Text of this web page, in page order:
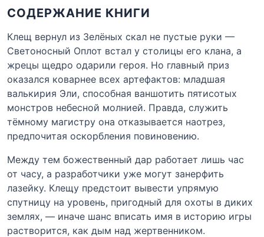
СОДЕРЖАНИЕ КНИГИ
Клещ вернул из Зелёных скал не пустые руки —
Светоносный Оплот встал у столицы его клана, а
жрецы щедро одарили героя. Но главный приз
оказался коварнее всех артефактов: младшая
валькирия Эли, способная ваншотить пятисотых
монстров небесной молнией. Правда, служить
тёмному магистру она отказывается наотрез,
предпочитая оскорбления повиновению.
Между тем божественный дар работает лишь час
от часу, а разработчики уже могут занерфить
лазейку. Клещу предстоит вывести упрямую
спутницу на уровень, пригодный для охоты в диких
землях, — иначе шанс вписать имя в историю игры
растворится, как дым над жертвенником.